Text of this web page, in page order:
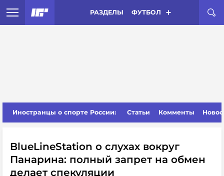
РАЗДЕЛЫ ФУТБОЛ
Иностранцы о спорте России: Статьи Комменты
BlueLineStation о слухах вокруг
Панарина: полный запрет на обмен
делает спекуляции